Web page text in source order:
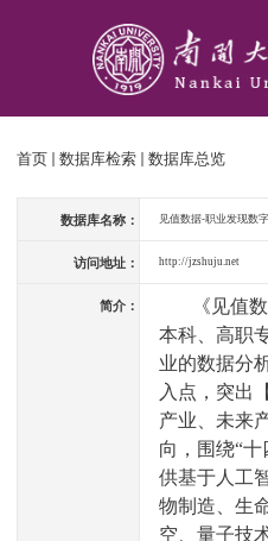
首页 数据库检索 数据库总览
数据库名称： 见值数据-职业发现数
访问地址： http://jzshuju.net
简介： 《见值
本科、高职
业的数据分
入点，突出
产业、未来
向，围绕“
供基于人工
物制造、生
空、量子技